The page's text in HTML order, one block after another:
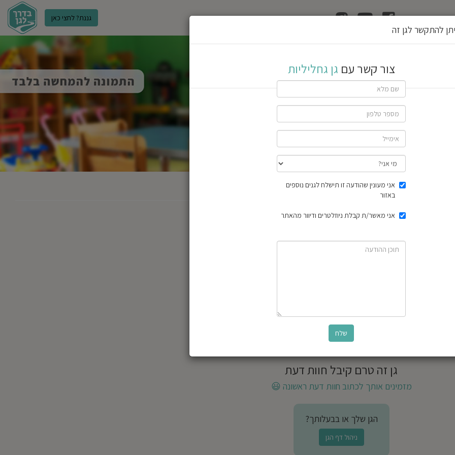
גננת? לחצי כאן
הוצאת רשיון גן
חוות דעת
גן זה טרם קיבל חוות דעת
מזמינים אותך לכתוב חוות דעת ראשונה 😃
הגן שלך או בבעלותך?
ניהול דף הגן
להתקשר לגן זה
צור קשר עם גן גחליליות
אני מעונין שהודעה זו תישלח לגנים נוספים
באזור
אני מאשר/ת קבלת ניוזלטרים ודיוור מהאתר